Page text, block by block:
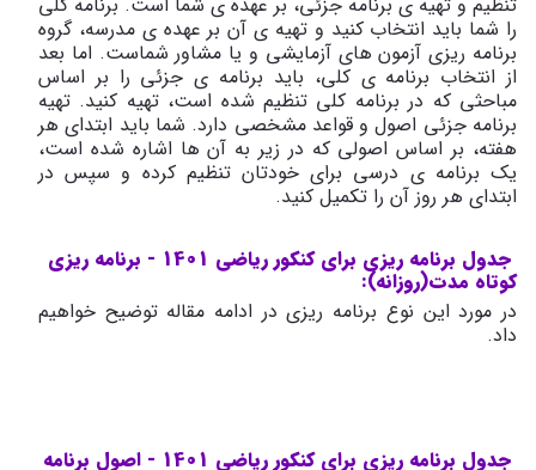
را شما باید انتخاب کنید و تهیه ی آن بر عهده ی مدرسه، گروه
برنامه ریزی آزمون های آزمایشی و یا مشاور شماست. اما بعد
از انتخاب برنامه ی کلی، باید برنامه ی جزئی را بر اساس
مباحثی که در برنامه کلی تنظیم شده است، تهیه کنید. تهیه
برنامه جزئی اصول و قواعد مشخصی دارد. شما باید ابتدای هر
هفته، بر اساس اصولی که در زیر به آن ها اشاره شده است،
یک برنامه ی درسی برای خودتان تنظیم کرده و سپس در
ابتدای هر روز آن را تکمیل کنید.
جدول برنامه ریزی برای کنکور ریاضی 1401 - برنامه ریزی
کوتاه مدت(روزانه):
در مورد این نوع برنامه ریزی در ادامه مقاله توضیح خواهیم
داد.
جدول برنامه ریزی برای کنکور ریاضی 1401 - اصول برنامه